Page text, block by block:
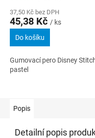
37,50 Kč bez DPH
45,38 Kč / ks
Do košíku
Gumovací pero Disney
pastel
Popis
Detailní popis